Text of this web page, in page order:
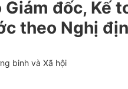
Giám đốc, Kế
theo Nghị
binh và Xã hội